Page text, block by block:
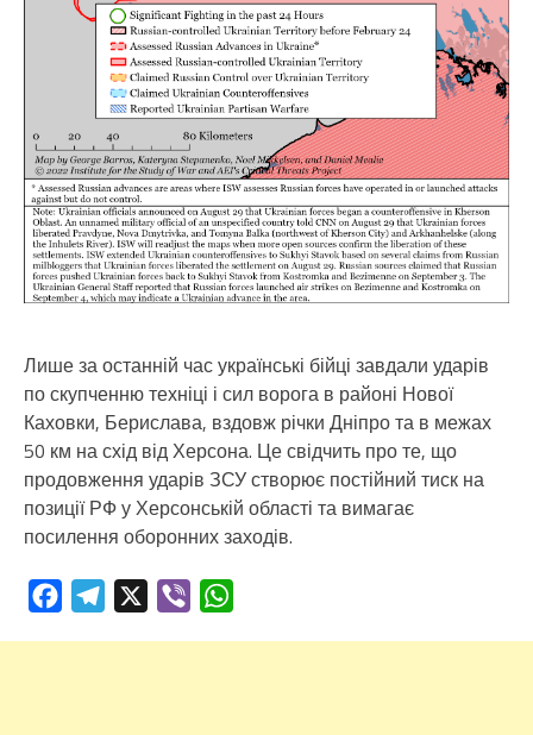
Лише за останній час українські бійці завдали ударів
по скупченню техніці і сил ворога в районі Нової
Каховки, Берислава, вздовж річки Дніпро та в межах
50 км на схід від Херсона. Це свідчить про те, що
продовження ударів ЗСУ створює постійний тиск на
позиції РФ у Херсонській області та вимагає
посилення оборонних заходів.
FacebookTelegram Viber